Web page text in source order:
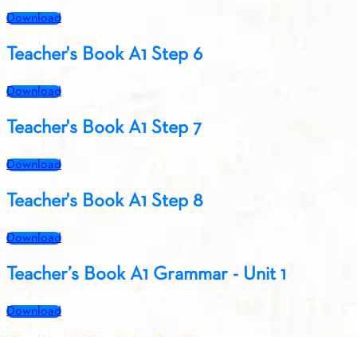
Download
Teacher's Book A1 Step 6
Download
Teacher's Book A1 Step 7
Download
Teacher's Book A1 Step 8
Download
Teacher’s Book A1 Grammar - Unit 1
Download